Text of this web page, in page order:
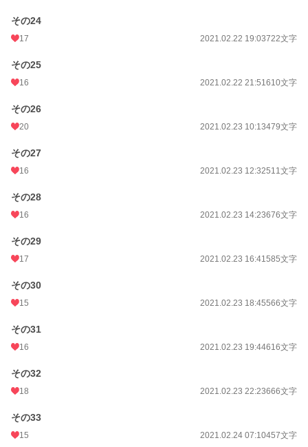
その24
17 2021.02.22 19:03722文字
その25
16 2021.02.22 21:51610文字
その26
20 2021.02.23 10:13479文字
その27
16 2021.02.23 12:32511文字
その28
16 2021.02.23 14:23676文字
その29
17 2021.02.23 16:41585文字
その30
15 2021.02.23 18:45566文字
その31
16 2021.02.23 19:44616文字
その32
18 2021.02.23 22:23666文字
その33
15 2021.02.24 07:10457文字